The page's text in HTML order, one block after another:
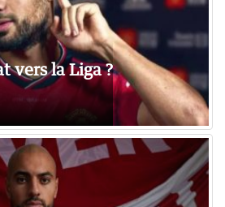
vers la Liga ?